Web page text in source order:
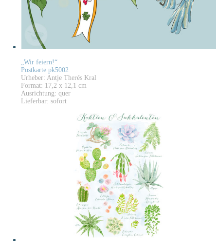
„Wir feiern!“
Postkarte pk5002
Urheber: Antje Therés Kral
Format: 17,2 x 12,1 cm
Ausrichtung: quer
Lieferbar: sofort